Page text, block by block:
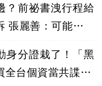
？前祕書洩行程給
張麗善：可能不慎
身分證栽了！「黑
全台個資當共諜 北